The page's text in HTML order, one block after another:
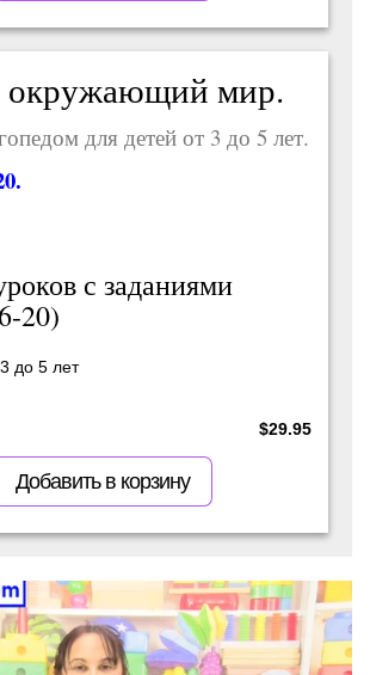
окружающий мир.
для детей от 3 до 5 лет.
с заданиями
20)
до 5 лет
$29.95
Добавить в корзину